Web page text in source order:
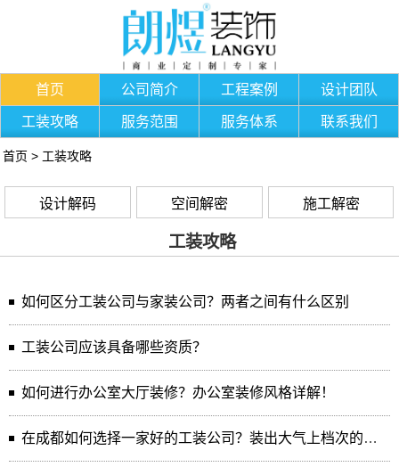
首页 公司简介 工程案例 设计团队
工装攻略 服务范围 服务体系 联系我们
首页 > 工装攻略
设计解码 空间解密 施工解密
工装攻略
如何区分工装公司与家装公司？两者之间有什么区别
工装公司应该具备哪些资质？
如何进行办公室大厅装修？办公室装修风格详解！
在成都如何选择一家好的工装公司？装出大气上档次的工装效果